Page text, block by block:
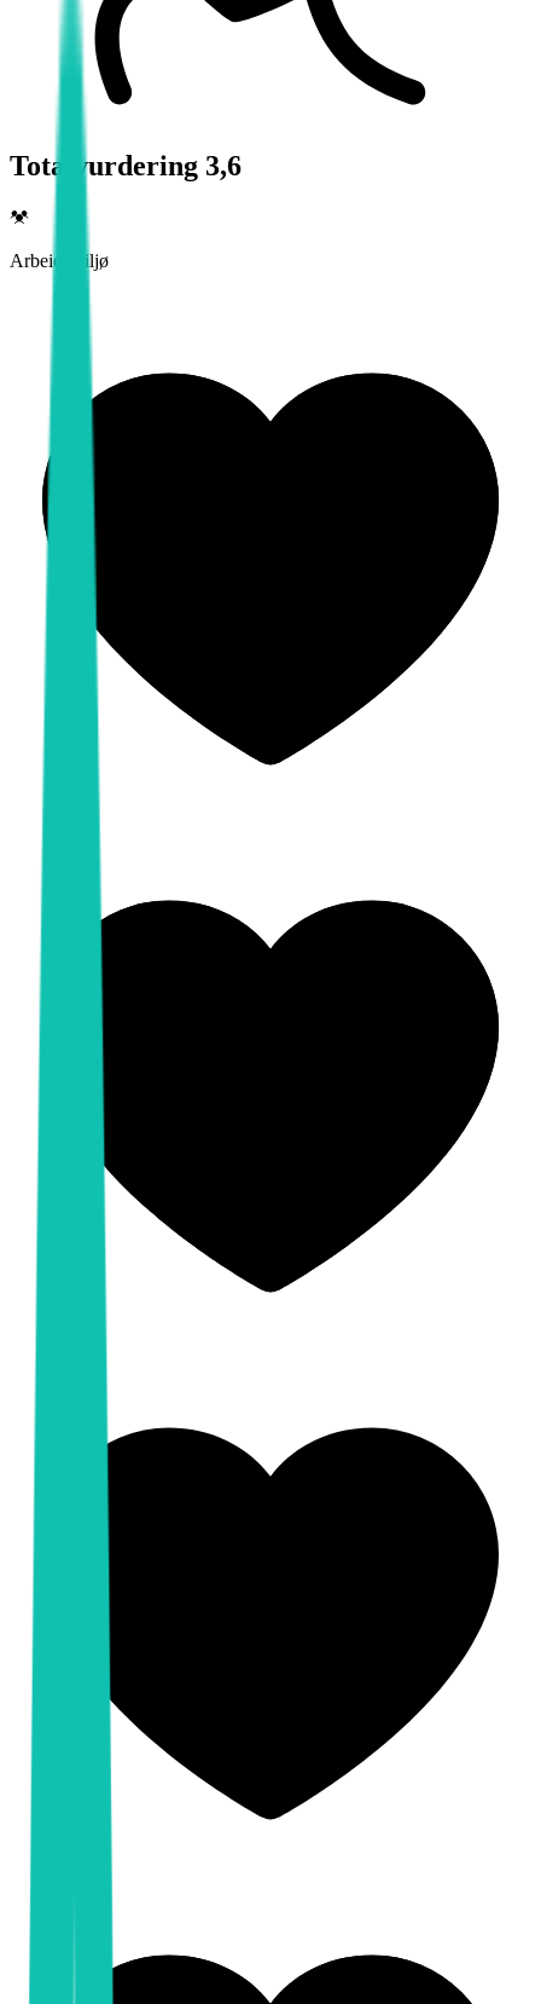
Totalvurdering 3,6
Arbeidsmiljø